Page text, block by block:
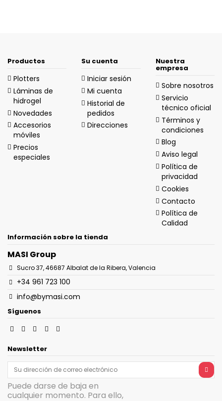
Productos
Plotters
Láminas de
hidrogel
Novedades
Accesorios
móviles
Precios
especiales
Su cuenta
Iniciar sesión
Mi cuenta
Historial de
pedidos
Direcciones
Nuestra
empresa
Sobre nosotros
Servicio
técnico oficial
Términos y
condiciones
Blog
Aviso legal
Política de
privacidad
Cookies
Contacto
Política de
Calidad
Información sobre la tienda
MASI Group
Sucro 37, 46687 Albalat de la Ribera, Valencia
+34 961 723 100
info@bymasi.com
Síguenos
Newsletter
Puede darse de baja en
cualquier momento. Para ello,